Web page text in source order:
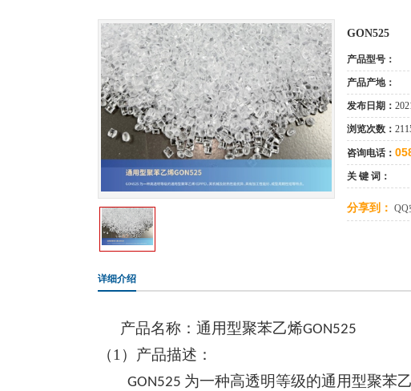
GON525
产品型号：
产品产地：
发布日期：
浏览次数：
咨询电话：
关 键 词：
分享到： QQ
详细介绍
产品名称：通用型聚苯乙烯GON525
（1） 产品描述：
GON525 为一种高透明等级的通用型聚苯